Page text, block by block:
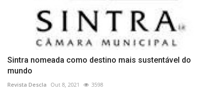
Sintra nomeada como destino mais sustentável do
mundo
Revista Descla Out 8, 2021 3598